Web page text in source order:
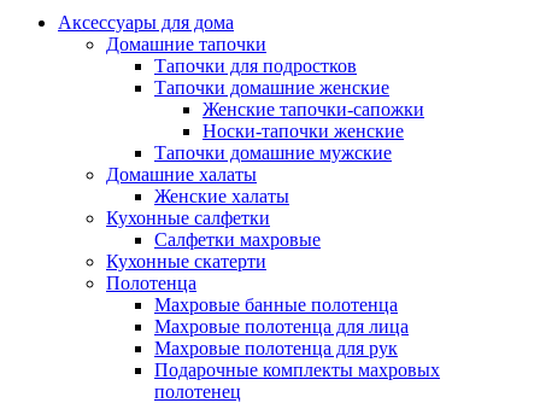
Аксессуары для дома
Домашние тапочки
Тапочки для подростков
Тапочки домашние женские
Женские тапочки-сапожки
Носки-тапочки женские
Тапочки домашние мужские
Домашние халаты
Женские халаты
Кухонные салфетки
Салфетки махровые
Кухонные скатерти
Полотенца
Махровые банные полотенца
Махровые полотенца для лица
Махровые полотенца для рук
Подарочные комплекты махровых
полотенец